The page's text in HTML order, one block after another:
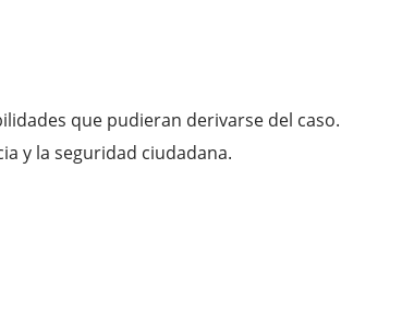
que pudieran derivarse del caso.
y la seguridad ciudadana.